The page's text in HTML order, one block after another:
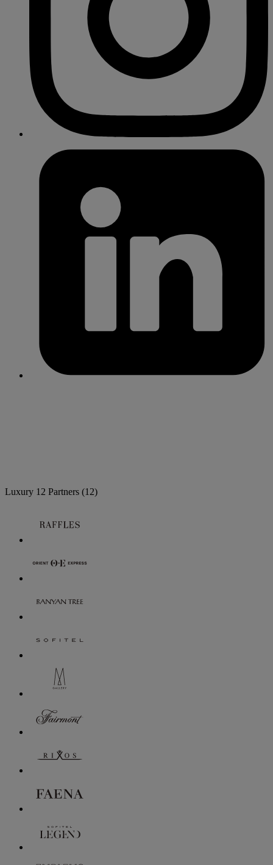
Luxury 12 Partners (12)